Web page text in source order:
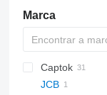
Marca
B
C-series
S160
Captok
CK
D series
HS
EG
IC
JCB